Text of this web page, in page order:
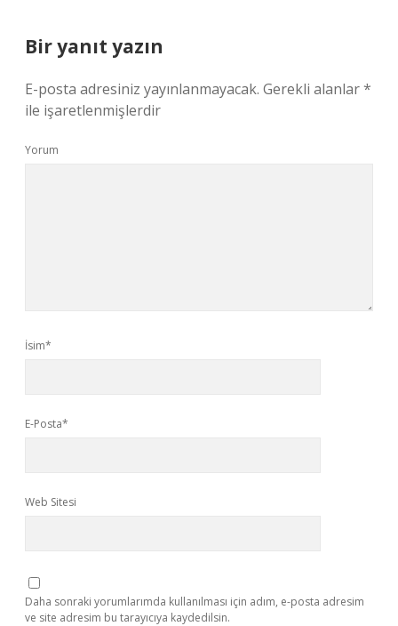
Bir yanıt yazın
E-posta adresiniz yayınlanmayacak. Gerekli alanlar*
ile işaretlenmişlerdir
Yorum
İsim*
E-Posta*
Web Sitesi
Daha sonraki yorumlarımda kullanılması için adım, e-posta adresim
ve site adresim bu tarayıcıya kaydedilsin.